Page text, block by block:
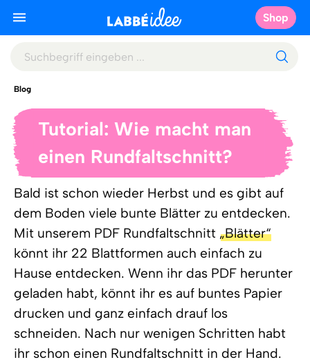
Shop
Blog
Tutorial: Wie macht man
einen Rundfaltschnitt?
Bald ist schon wieder Herbst und es gibt auf
dem Boden viele bunte Blätter zu entdecken.
Mit unserem PDF Rundfaltschnitt „Blätter“
könnt ihr 22 Blattformen auch einfach zu
Hause entdecken. Wenn ihr das PDF herunter
geladen habt, könnt ihr es auf buntes Papier
drucken und ganz einfach drauf los
schneiden. Nach nur wenigen Schritten habt
ihr schon einen Rundfaltschnitt in der Hand.